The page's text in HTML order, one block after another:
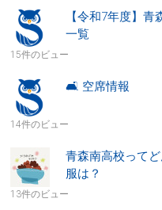
【令和7年度】
一覧
15件のビュー
🛋 空席情報
14件のビュー
青森南高校って
服は？
13件のビュー